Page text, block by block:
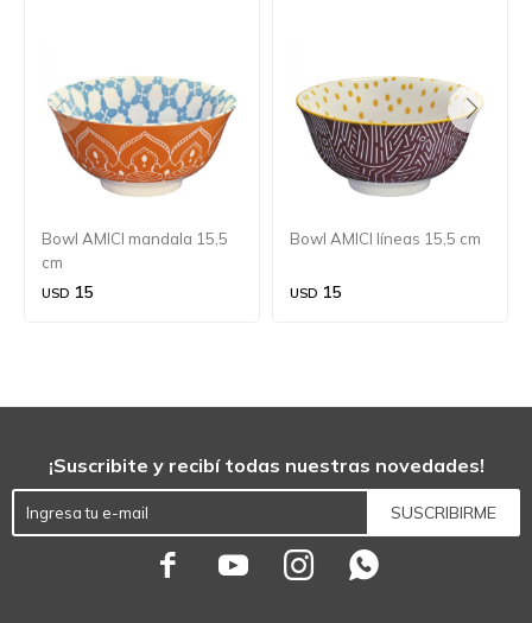
Bowl AMICI mandala 15,5
cm
USD 15
Bowl AMICI líneas 15,5 cm
USD 15
¡Suscribite y recibí todas nuestras novedades!
SUSCRIBIRME
   